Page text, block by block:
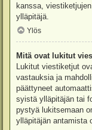
kanssa,
ylläpitäjä.
Ylös
Mitä ovat lukitut
Lukitut viestiketjut
vastauksia ja
päättyneet
syistä ylläpitäjän tai
pystyä lukitsemaan
ylläpitäjän antamista